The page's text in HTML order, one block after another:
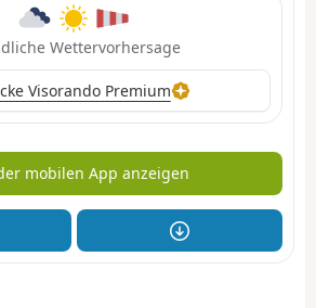
Wettervorhersage
Visorando Premium
mobilen App anzeigen